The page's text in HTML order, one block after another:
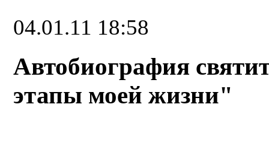
04.01.11 18:58
Автобиография
этапы моей жизни"